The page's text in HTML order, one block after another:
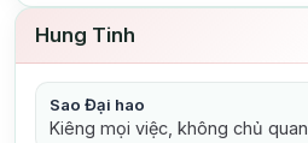
Hung Tinh
Sao Đại hao
Kiêng mọi việc, không chủ quan